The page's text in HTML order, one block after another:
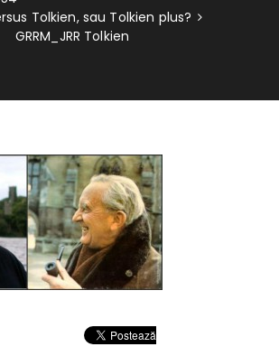
Tolkien, sau Tolkien plus?
GRRM_JRR Tolkien